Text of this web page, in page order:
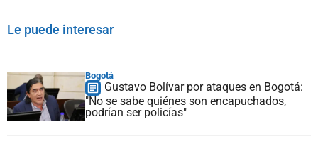
Le puede interesar
Bogotá
Gustavo Bolívar por ataques en Bogotá:
"No se sabe quiénes son encapuchados,
podrían ser policías"